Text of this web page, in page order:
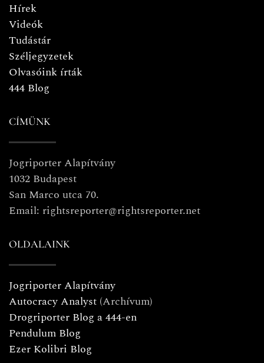
Hírek
Videók
Tudástár
Széljegyzetek
Olvasóink írták
444 Blog
CÍMÜNK
Jogriporter Alapítvány
1032 Budapest
San Marco utca 70.
Email: rightsreporter@rightsreporter.net
OLDALAINK
Jogriporter Alapítvány
Autocracy Analyst (Archívum)
Drogriporter Blog a 444-en
Pendulum Blog
Ezer Kolibri Blog